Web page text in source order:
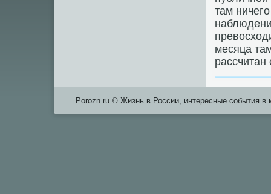
там
месяца
Porozn.ru © Жизнь в России, интересные события в